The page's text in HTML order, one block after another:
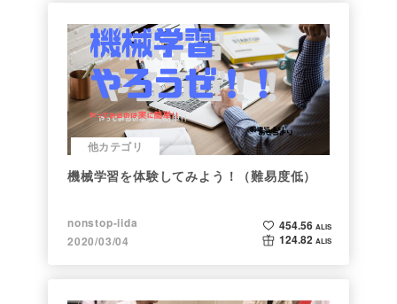
他カテゴリ
機械学習を体験してみよう！（難易度低）
nonstop-iida
2020/03/04
454.56 ALIS
124.82 ALIS